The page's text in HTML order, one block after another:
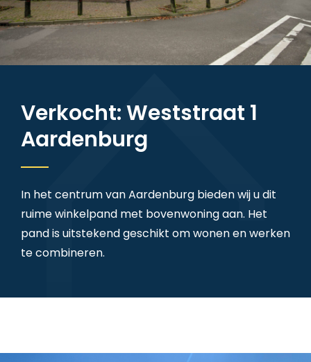
Verkocht: Weststraat 1
Aardenburg
In het centrum van Aardenburg bieden wij u dit
ruime winkelpand met bovenwoning aan. Het
pand is uitstekend geschikt om wonen en werken
te combineren.